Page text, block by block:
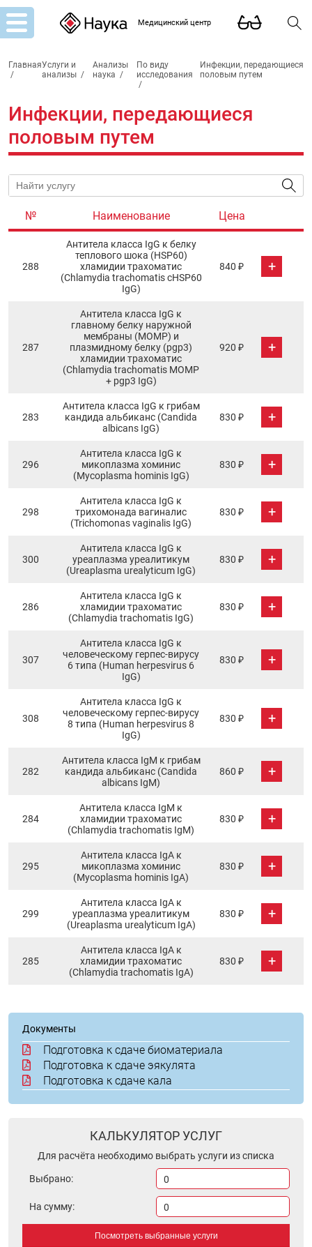
Медицинский центр
Главная
/
Услуги и
анализы /
Анализы
наука /
По виду
исследования
/
Инфекции, передающиеся
половым путем
Инфекции, передающиеся
половым путем
№ Наименование Цена
288
Антитела класса IgG к белку
теплового шока (HSP60)
хламидии трахоматис
(Chlamydia trachomatis cHSP60
IgG)
840 ₽ +
287
Антитела класса IgG к
главному белку наружной
мембраны (МОМР) и
плазмидному белку (pgp3)
хламидии трахоматис
(Chlamydia trachomatis MOMP
+ pgp3 IgG)
920 ₽ +
283
Антитела класса IgG к грибам
кандида альбиканс (Candida
albicans IgG)
830 ₽ +
296
Антитела класса IgG к
микоплазма хоминис
(Mycoplasma hominis IgG)
830 ₽ +
298
Антитела класса IgG к
трихомонада вагиналис
(Trichomonas vaginalis IgG)
830 ₽ +
300
Антитела класса IgG к
уреаплазма уреалитикум
(Ureaplasma urealyticum IgG)
830 ₽ +
286
Антитела класса IgG к
хламидии трахоматис
(Chlamydia trachomatis IgG)
830 ₽ +
307
Антитела класса IgG к
человеческому герпес-вирусу
6 типа (Human herpesvirus 6
IgG)
830 ₽ +
308
Антитела класса IgG к
человеческому герпес-вирусу
8 типа (Human herpesvirus 8
IgG)
830 ₽ +
282
Антитела класса IgM к грибам
кандида альбиканс (Candida
albicans IgM)
860 ₽ +
284
Антитела класса IgM к
хламидии трахоматис
(Chlamydia trachomatis IgM)
830 ₽ +
295
Антитела класса IgА к
микоплазма хоминис
(Mycoplasma hominis IgA)
830 ₽ +
299
Антитела класса IgА к
уреаплазма уреалитикум
(Ureaplasma urealyticum IgA)
830 ₽ +
285
Антитела класса IgА к
хламидии трахоматис
(Chlamydia trachomatis IgA)
830 ₽ +
Документы
Подготовка к сдаче биоматериала
Подготовка к сдаче эякулята
Подготовка к сдаче кала
КАЛЬКУЛЯТОР УСЛУГ
Для расчёта необходимо выбрать услуги из списка
Выбрано: 0
На сумму: 0
Посмотреть выбранные услуги